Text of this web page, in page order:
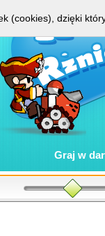
Graj w
(cookies), dzięki